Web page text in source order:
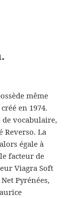
même
en 1974.
vocabulaire,
Reverso. La
égale à
facteur de
Viagra Soft
Pyrénées,